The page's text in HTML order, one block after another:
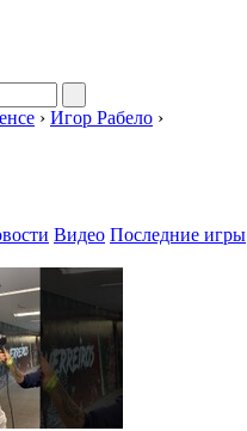
› Игор Рабело ›
Видео Последние игры